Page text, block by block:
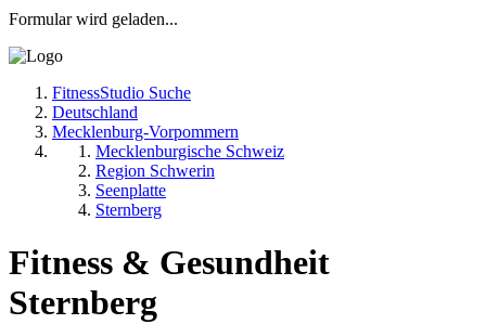
Formular wird geladen...
FitnessStudio Suche
Deutschland
Mecklenburg-Vorpommern
Mecklenburgische Schweiz
Region Schwerin
Seenplatte
Sternberg
Fitness & Gesundheit
Sternberg